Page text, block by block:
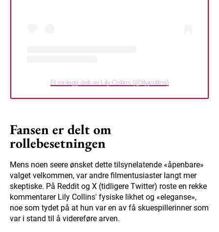
Et innlegg delt av Lily Collins (@lilyjcollins)
Fansen er delt om
rollebesetningen
Mens noen seere ønsket dette tilsynelatende «åpenbare»
valget velkommen, var andre filmentusiaster langt mer
skeptiske. På Reddit og X (tidligere Twitter) roste en rekke
kommentarer Lily Collins' fysiske likhet og «eleganse»,
noe som tydet på at hun var en av få skuespillerinner som
var i stand til å videreføre arven.